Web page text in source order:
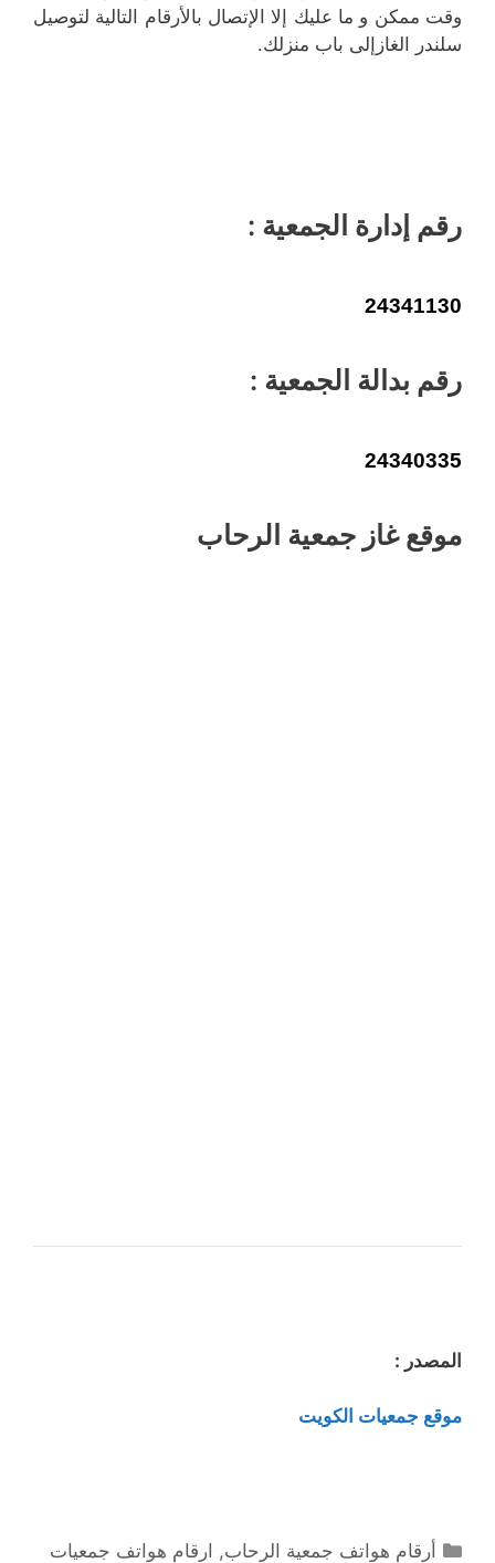
وقت ممكن و ما عليك إلا الإتصال بالأرقام التالية لتوصيل
سلندر الغازإلى باب منزلك.
رقم إدارة الجمعية :
24341130
رقم بدالة الجمعية :
24340335
موقع غاز جمعية الرحاب
المصدر :
موقع جمعيات الكويت
التصنيفات
أرقام هواتف جمعية الرحاب, ارقام هواتف جمعيات